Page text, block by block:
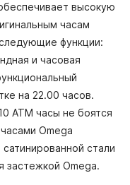
высокую
часам
функции:
и часовая
на 22.00 часов.
АТМ часы не боятся
Omega
стали
застежкой Omega.